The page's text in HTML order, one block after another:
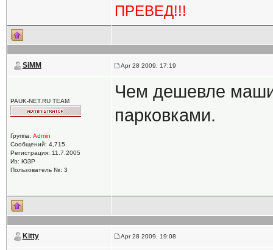
ПРЕВЕД!!!
SiMM Apr 28 2009, 17:19
PAUK-NET.RU TEAM
Группа: Admin
Сообщений: 4,715
Регистрация: 11.7.2005
Из: ЮЗР
Пользователь №: 3
Чем дешевле
парковками.
Kitty Apr 28 2009, 19:08